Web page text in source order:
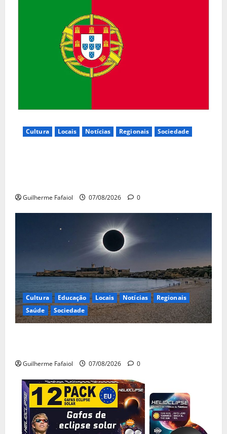
Cultura Locais Notícias Regionais Sociedade
Guilherme Fafaiol 07/08/2026 0
Cultura Educação Locais Notícias
Regionais
Saúde
Sociedade
Guilherme Fafaiol 07/08/2026 0